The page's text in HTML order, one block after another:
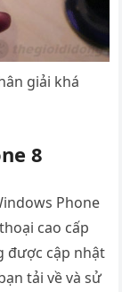
giải khá
8
Phone
cao cấp
được cập nhật
tải về và sử